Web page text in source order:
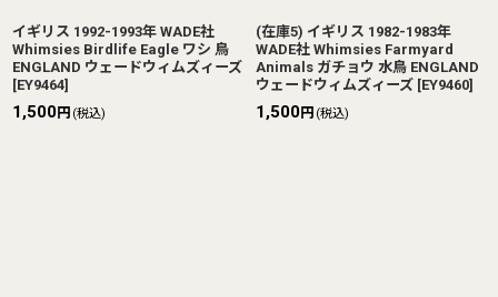
イギリス 1992-1993年 WADE社
Whimsies Birdlife Eagle ワシ 鳥
ENGLAND ウェードウィムズィーズ
[EY9464]
1,500円 (税込)
(在庫5) イギリス 1982-1983年
WADE社 Whimsies Farmyard
Animals ガチョウ 水鳥 ENGLAND
ウェードウィムズィーズ [EY9460]
1,500円 (税込)